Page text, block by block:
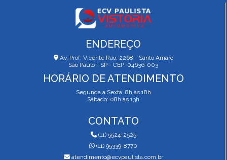
ENDEREÇO
Av. Prof. Vicente Rao, 2268 - Santo Amaro
São Paulo - SP - CEP: 04636-003
HORÁRIO DE ATENDIMENTO
Segunda a Sexta: 8h às 18h
Sábado: 08h às 13h
CONTATO
(11) 5524-2525
(11) 95339-8770
atendimento@ecvpaulista.com.br